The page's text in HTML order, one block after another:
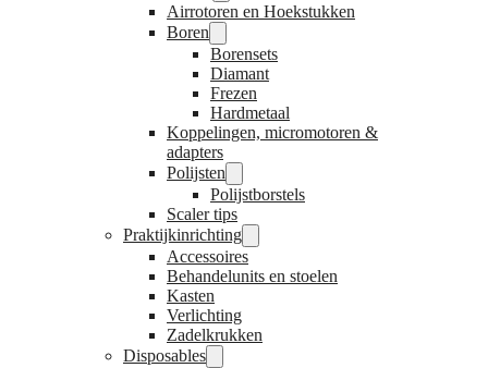
Airrotoren en Hoekstukken
Boren
Borensets
Diamant
Frezen
Hardmetaal
Koppelingen, micromotoren &
adapters
Polijsten
Polijstborstels
Scaler tips
Praktijkinrichting
Accessoires
Behandelunits en stoelen
Kasten
Verlichting
Zadelkrukken
Disposables